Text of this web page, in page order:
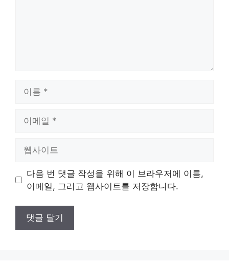
트
다음 번 댓글 작성을 위해 이 브라우저에 이름,
이메일, 그리고 웹사이트를 저장합니다.